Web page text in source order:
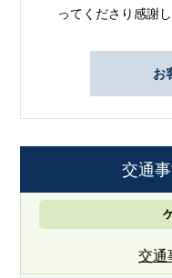
ってくださり感謝
お
交通
交通